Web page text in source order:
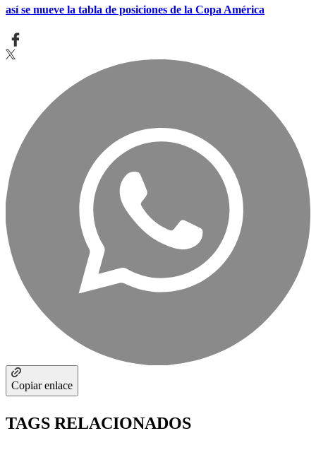
así se mueve la tabla de posiciones de la Copa América
Copiar enlace
TAGS RELACIONADOS